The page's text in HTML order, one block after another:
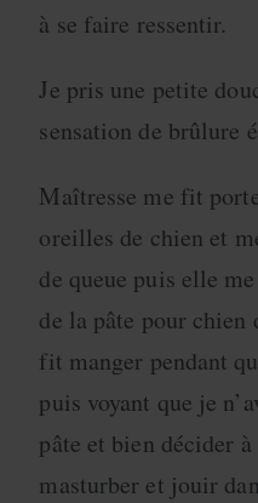
à se faire ressentir.
Je pris une petite
sensation de brûlure
Maîtresse me fit
oreilles de chien et
de queue puis elle
de la pâte pour chien
fit manger pendant
puis voyant que je
pâte et bien décider
masturber et jouir